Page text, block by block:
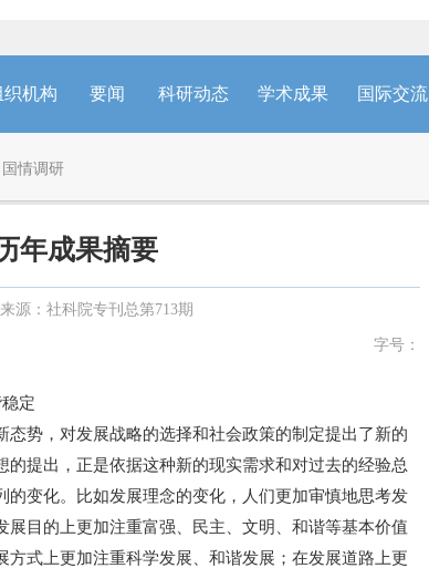
织机构 要闻 科研动态 学术成果 国际交流
国情调研
年成果摘要
来源：社科院专刊总第713期
字号：
定
势，对发展战略的选择和社会政策的制定提出了新的
提出，正是依据这种新的现实需求和对过去的经验总
变化。比如发展理念的变化，人们更加审慎地思考发
展目的上更加注重富强、民主、文明、和谐等基本价值
式上更加注重科学发展、和谐发展；在发展道路上更